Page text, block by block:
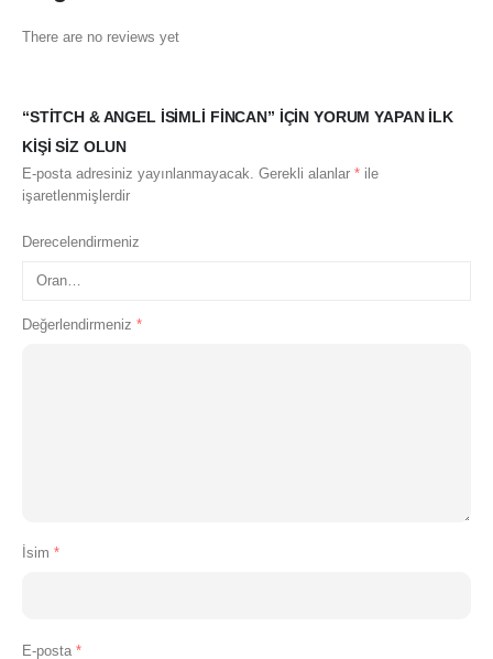
There are no reviews yet
“STITCH & ANGEL İSIMLI FINCAN” IÇIN YORUM YAPAN ILK
KIŞI SIZ OLUN
E-posta adresiniz yayınlanmayacak. Gerekli alanlar * ile
işaretlenmişlerdir
Derecelendirmeniz
Değerlendirmeniz *
İsim *
E-posta *